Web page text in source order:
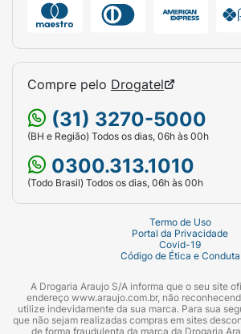
Compre pelo Drogatel
(31) 3270-5000
(BH e Região) Todos os dias, 06h às 00h
0300.313.1010
(Todo Brasil) Todos os dias, 06h às 00h
Termo de Uso
Portal da Privacidade
Covid-19
Código de Ética e Conduta
A Drogaria Araujo S/A informa que o seu site
endereço www.araujo.com.br, não
utilize indevidamente da sua marca. Para sua
que não sejam realizadas compras em sites
de forma fraudulenta da marca da Drogaria